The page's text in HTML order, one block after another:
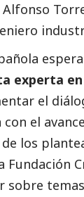
Alfonso
experta
el
el
los
Fundación
sobre